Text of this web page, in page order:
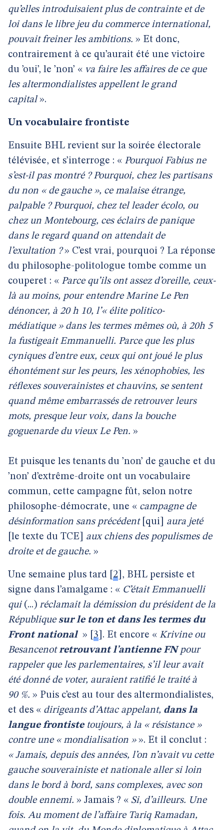
qu’elles introduisaient plus de contrainte et de
loi dans le libre jeu du commerce international,
pouvait freiner les ambitions. » Et donc,
contrairement à ce qu’aurait été une victoire
du ’oui’, le ’non’ « va faire les affaires de ce que
les altermondialistes appellent le grand
capital».
Un vocabulaire frontiste
Ensuite BHL revient sur la soirée électorale
télévisée, et s’interroge : « Pourquoi Fabius ne
s’est-il pas montré ? Pourquoi, chez les partisans
du non « de gauche », ce malaise étrange,
palpable ? Pourquoi, chez tel leader écolo, ou
chez un Montebourg, ces éclairs de panique
dans le regard quand on attendait de
l’exultation ?» C’est vrai, pourquoi ? La réponse
du philosophe-politologue tombe comme un
couperet : « Parce qu’ils ont assez d’oreille, ceux-
là au moins, pour entendre Marine Le Pen
dénoncer, à 20 h 10, l’« élite politico-
médiatique » dans les termes mêmes où, à 20h 5
la fustigeait Emmanuelli. Parce que les plus
cyniques d’entre eux, ceux qui ont joué le plus
éhontément sur les peurs, les xénophobies, les
réflexes souverainistes et chauvins, se sentent
quand même embarrassés de retrouver leurs
mots, presque leur voix, dans la bouche
goguenarde du vieux Le Pen. »
Et puisque les tenants du ’non’ de gauche et du
’non’ d’extrême-droite ont un vocabulaire
commun, cette campagne fût, selon notre
philosophe-démocrate, une « campagne de
désinformation sans précédent [qui]
aura jeté
[le texte du TCE]
aux chiens des populismes de
droite et de gauche. »
Une semaine plus tard 2 , BHL persiste et
signe dans l’amalgame : « C’était Emmanuelli
qui(...) réclamait la démission du président de la
République sur le ton et dans les termes du
Front national » 3 . Et encore « Krivine ou
Besancenotretrouvant l’antienne FN pour
rappeler que les parlementaires, s’il leur avait
été donné de voter, auraient ratifié le traité à
90 %. » Puis c’est au tour des altermondialistes,
et des « dirigeants d’Attac appelant, dans la
langue frontiste toujours, à la « résistance »
contre une « mondialisation »». Et il conclut :
« Jamais, depuis des années, l’on n’avait vu cette
gauche souverainiste et nationale aller si loin
dans le bord à bord, sans complexes, avec son
double ennemi. » Jamais ? « Si, d’ailleurs. Une
fois. Au moment de l’affaire Tariq Ramadan,